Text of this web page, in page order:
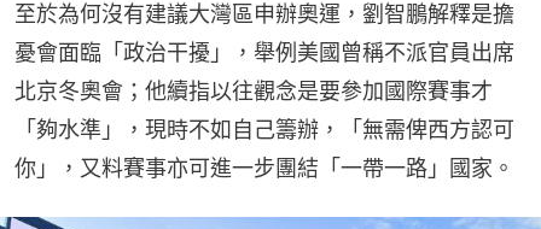
至於為何沒有建議大灣區申辦奧運，劉智鵬解釋是擔
憂會面臨「政治干擾」，舉例美國曾稱不派官員出席
北京冬奧會；他續指以往觀念是要參加國際賽事才
「夠水準」，現時不如自己籌辦，「無需俾西方認可
你」，又料賽事亦可進一步團結「一帶一路」國家。